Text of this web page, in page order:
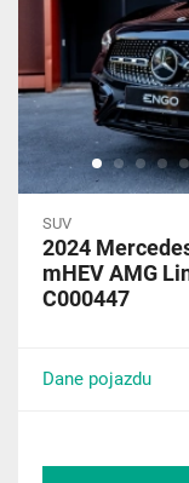
SUV
2024
mHEV AMG
C000447
Dane pojazdu